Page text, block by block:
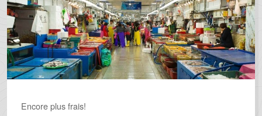
Encore plus frais!